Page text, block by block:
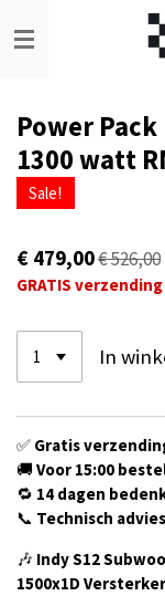
direct
hoofdinhoud
Power Pack
1300 watt
Sale!
€ 479,00€ 526,00
GRATIS verzending
In
✅ Gratis
🚚 Voor 15:00
🔁 14 dagen
📞 Technisch
🎶 Indy S12
1500x1D